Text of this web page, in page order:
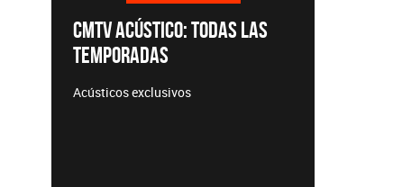
TODAS LAS
#DATA: TUTORIALES DE MÚSICA